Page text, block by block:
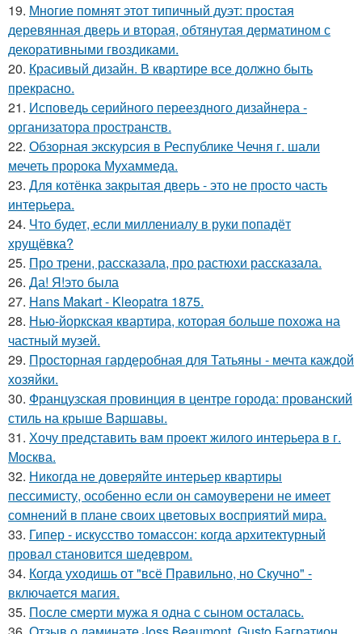
19. Многие помнят этот типичный дуэт: простая
деревянная дверь и вторая, обтянутая дерматином с
декоративными гвоздиками.
20. Красивый дизайн. В квартире все должно быть
прекрасно.
21. Исповедь серийного переездного дизайнера -
организатора пространств.
22. Обзорная экскурсия в Республике Чечня г. шали
мечеть пророка Мухаммеда.
23. Для котёнка закрытая дверь - это не просто часть
интерьера.
24. Что будет, если миллениалу в руки попадёт
хрущёвка?
25. Про трени, рассказала, про растюхи рассказала.
26. Да! Я!это была
27. Hans Makart - Kleopatra 1875.
28. Нью-йоркская квартира, которая больше похожа на
частный музей.
29. Просторная гардеробная для Татьяны - мечта каждой
хозяйки.
30. Французская провинция в центре города: прованский
стиль на крыше Варшавы.
31. Хочу представить вам проект жилого интерьера в г.
Москва.
32. Никогда не доверяйте интерьер квартиры
пессимисту, особенно если он самоуверени не имеет
сомнений в плане своих цветовых восприятий мира.
33. Гипер - искусство томассон: когда архитектурный
провал становится шедевром.
34. Когда уходишь от "всё Правильно, но Скучно" -
включается магия.
35. После смерти мужа я одна с сыном осталась.